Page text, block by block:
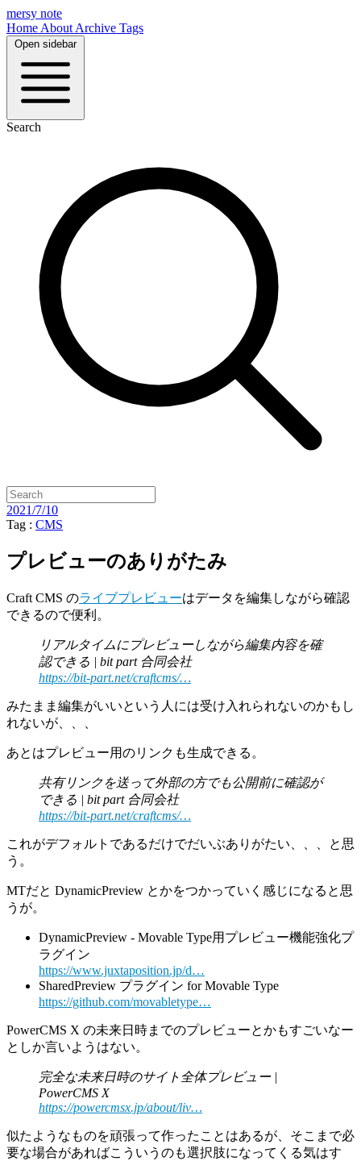
mersy note
Home About Archive Tags
Open sidebar
Search
2021/7/10
Tag : CMS
プレビューのありがたみ
Craft CMS のライブプレビューはデータを編集しながら確認
できるので便利。
リアルタイムにプレビューしながら編集内容を確
認できる | bit part 合同会社
https://bit-part.net/craftcms/…
みたまま編集がいいという人には受け入れられないのかもし
れないが、、、
あとはプレビュー用のリンクも生成できる。
共有リンクを送って外部の方でも公開前に確認が
できる | bit part 合同会社
https://bit-part.net/craftcms/…
これがデフォルトであるだけでだいぶありがたい、、、と思
う。
MTだと DynamicPreview とかをつかっていく感じになると思
うが。
DynamicPreview - Movable Type用プレビュー機能強化プ
ラグイン
https://www.juxtaposition.jp/d…
SharedPreview プラグイン for Movable Type
https://github.com/movabletype…
PowerCMS X の未来日時までのプレビューとかもすごいなー
としか言いようはない。
完全な未来日時のサイト全体プレビュー |
PowerCMS X
https://powercmsx.jp/about/liv…
似たようなものを頑張って作ったことはあるが、そこまで必
要な場合があればこういうのも選択肢になってくる気はす